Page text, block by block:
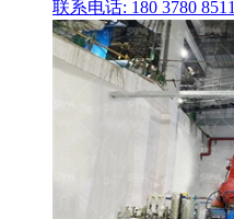
联系电话: 180 3780 8511